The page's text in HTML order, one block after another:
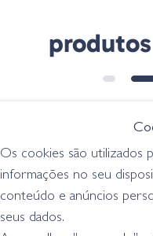
€ 5.20
BBS Round Split
Shot
chumbos / tungsten
Os cookies são utilizados
informações no seu
conteúdo e anúncios
seus dados.